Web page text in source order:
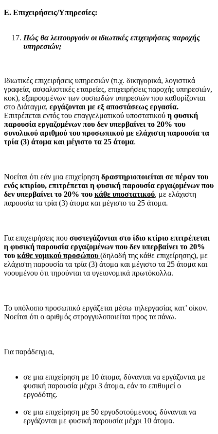
Ε. Επιχειρήσεις/Υπηρεσίες:
Πώς θα λειτουργούν οι ιδιωτικές επιχειρήσεις παροχής
υπηρεσιών;
Ιδιωτικές επιχειρήσεις υπηρεσιών (π.χ. δικηγορικά, λογιστικά
γραφεία, ασφαλιστικές εταιρείες, επιχειρήσεις παροχής υπηρεσιών,
κοκ), εξαιρουμένων των ουσιωδών υπηρεσιών που καθορίζονται
στο Διάταγμα, εργάζονται με εξ αποστάσεως εργασία.
Επιτρέπεται εντός του επαγγελματικού υποστατικού η φυσική
παρουσία εργαζομένων που δεν υπερβαίνει το 20% του
συνολικού αριθμού του προσωπικού με ελάχιστη παρουσία τα
τρία (3) άτομα και μέγιστο τα 25 άτομα.
Νοείται ότι εάν μια επιχείρηση δραστηριοποιείται σε πέραν του
ενός κτιρίου, επιτρέπεται η φυσική παρουσία εργαζομένων που
δεν υπερβαίνει το 20% του κάθε υποστατικού, με ελάχιστη
παρουσία τα τρία (3) άτομα και μέγιστο τα 25 άτομα.
Για επιχειρήσεις που συστεγάζονται στο ίδιο κτίριο επιτρέπεται
η φυσική παρουσία εργαζομένων που δεν υπερβαίνει το 20%
του κάθε νομικού προσώπου (δηλαδή της κάθε επιχείρησης), με
ελάχιστη παρουσία τα τρία (3) άτομα και μέγιστο τα 25 άτομα και
νοουμένου ότι τηρούνται τα υγειονομικά πρωτόκολλα.
Το υπόλοιπο προσωπικό εργάζεται μέσω τηλεργασίας κατ’ οίκον.
Νοείται ότι ο αριθμός στρογγυλοποιείται προς τα πάνω.
Για παράδειγμα,
σε μια επιχείρηση με 10 άτομα, δύνανται να εργάζονται με
φυσική παρουσία μέχρι 3 άτομα, εάν το επιθυμεί ο
εργοδότης.
σε μια επιχείρηση με 50 εργοδοτούμενους, δύνανται να
εργάζονται με φυσική παρουσία μέχρι 10 άτομα.